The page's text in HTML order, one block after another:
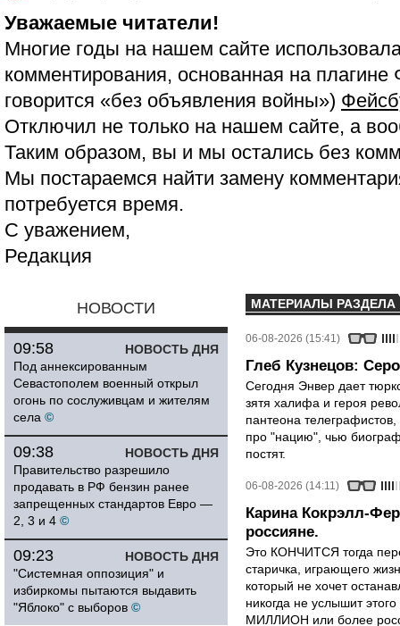
Уважаемые читатели!
Многие годы на нашем сайте
комментирования, основанная на
говорится «без объявления войны»)
Отключил не только на нашем сайте, а
Таким образом, вы и мы остались без
Мы постараемся найти замену
потребуется время.
С уважением,
Редакция
НОВОСТИ
НОВОСТЬ ДНЯ
09:58
Под аннексированным
Севастополем военный открыл
огонь по сослуживцам и жителям
села ©
НОВОСТЬ ДНЯ
09:38
Правительство разрешило
продавать в РФ бензин ранее
запрещенных стандартов Евро —
2, 3 и 4 ©
НОВОСТЬ ДНЯ
09:23
"Системная оппозиция" и
избиркомы пытаются выдавить
"Яблоко" с выборов ©
МАТЕРИАЛЫ РАЗДЕЛА
06-08-2026 (15:41)
Глеб Кузнецов:
Сегодня Энвер дает
зятя халифа и героя
пантеона
про "нацию", чью
постят.
06-08-2026 (14:11)
Карина Кокрэлл-
россияне.
Это КОНЧИТСЯ тогда
старичка, играющего
который не хочет
никогда не услышит
МИЛЛИОН или более